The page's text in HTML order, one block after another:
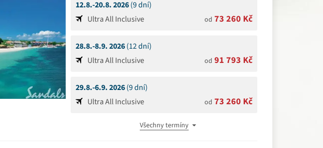
12.8.-20.8. 2026(9 dní)
Ultra All Inclusive
od 73 260 Kč
28.8.-8.9. 2026(12 dní)
Ultra All Inclusive
od 91 793 Kč
29.8.-6.9. 2026(9 dní)
Ultra All Inclusive
od 73 260 Kč
Všechny termíny